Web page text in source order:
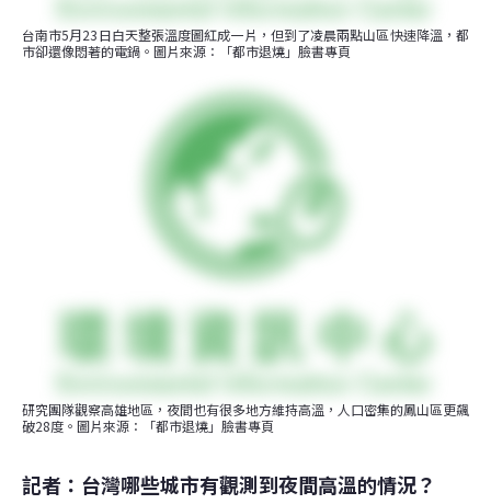
台南市5月23日白天整張溫度圖紅成一片，但到了凌晨兩點山區快速降溫，都
市卻還像悶著的電鍋。圖片來源：「都市退燒」臉書專頁
研究團隊觀察高雄地區，夜間也有很多地方維持高溫，人口密集的鳳山區更飆
破28度。圖片來源：「都市退燒」臉書專頁
記者：台灣哪些城市有觀測到夜間高溫的情況？